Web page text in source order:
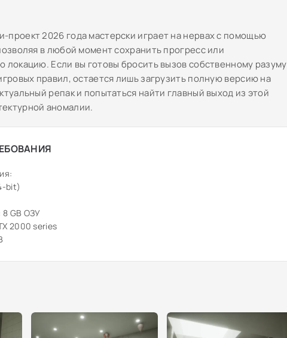
2026 года мастерски играет на нервах с помощью
в любой момент сохранить прогресс или
локацию. Если вы готовы бросить вызов собственному разуму
правил, остается лишь загрузить полную версию на
репак и попытаться найти главный выход из этой
аномалии.
bit)
8 GB ОЗУ
2000 series